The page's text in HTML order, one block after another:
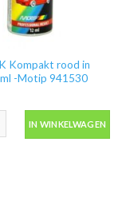
Kompakt rood in
-Motip 941530
IN WINKELWAGEN